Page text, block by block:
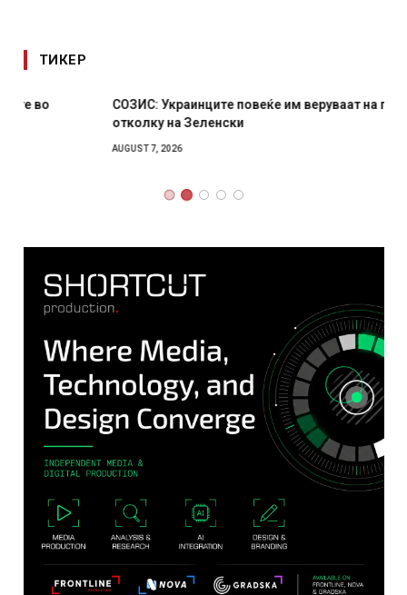
ТИКЕР
СОЗИС: Украинците повеќе им веруваат на генералите
отколку на Зеленски